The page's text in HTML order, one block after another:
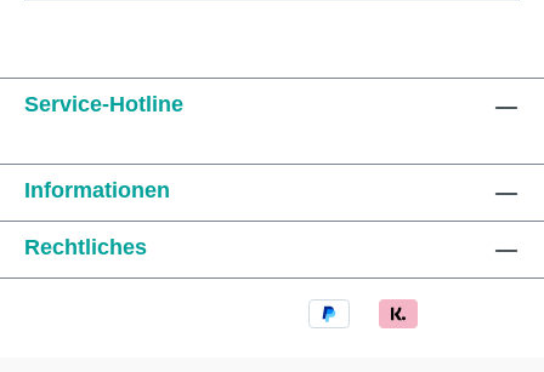
Service-Hotline
Informationen
Rechtliches